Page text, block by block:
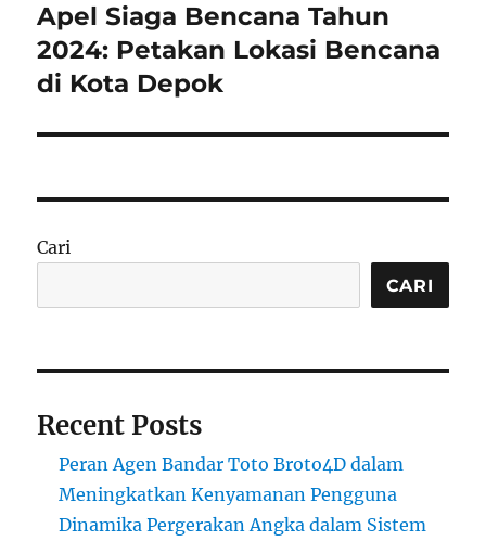
Next
post:
Apel Siaga Bencana Tahun
2024: Petakan Lokasi Bencana
di Kota Depok
Cari
CARI
Recent Posts
Peran Agen Bandar Toto Broto4D dalam
Meningkatkan Kenyamanan Pengguna
Dinamika Pergerakan Angka dalam Sistem